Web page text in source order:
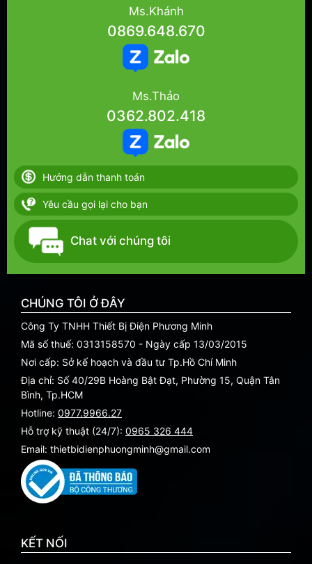
Ms.Khánh
0869.648.670
Ms.Thảo
0362.802.418
Hướng dẫn thanh toán
Yêu cầu gọi lại cho bạn
Chat với chúng tôi
CHÚNG TÔI Ở ĐÂY
Công Ty TNHH Thiết Bị Điện Phương Minh
Mã số thuế: 0313158570 - Ngày cấp 13/03/2015
Nơi cấp: Sở kế hoạch và đầu tư Tp.Hồ Chí Minh
Địa chỉ: Số 40/29B Hoàng Bật Đạt, Phường 15, Quận Tân
Bình, Tp.HCM
Hotline: 0977.9966.27
Hỗ trợ kỹ thuật (24/7): 0965 326 444
Email: thietbidienphuongminh@gmail.com
KẾT NỐI